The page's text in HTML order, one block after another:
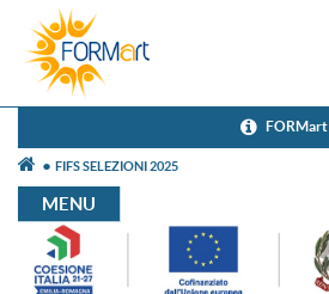
FORMart
FIFS SELEZIONI 2025
MENU